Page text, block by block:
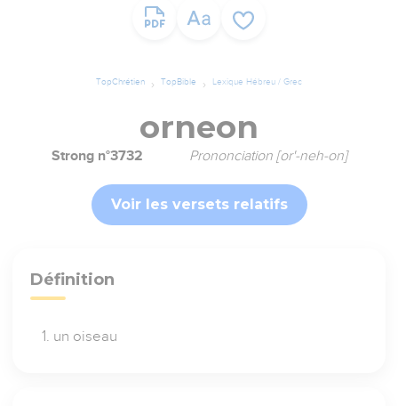
TopChrétien TopBible Lexique Hébreu / Grec
orneon
Strong n°3732 Prononciation [or'-neh-on]
Voir les versets relatifs
Définition
un oiseau